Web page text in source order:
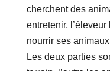
cherchent des
entretenir,
nourrir ses
Les deux parties